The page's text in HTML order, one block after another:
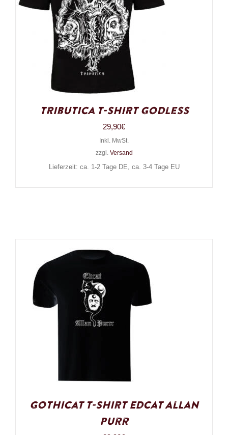
Tributica T-Shirt Godless
29,90€
Inkl. MwSt.
zzgl. Versand
Lieferzeit: ca. 1-2 Tage DE, ca. 3-4 Tage EU
Gothicat T-Shirt Edcat Allan
Purr